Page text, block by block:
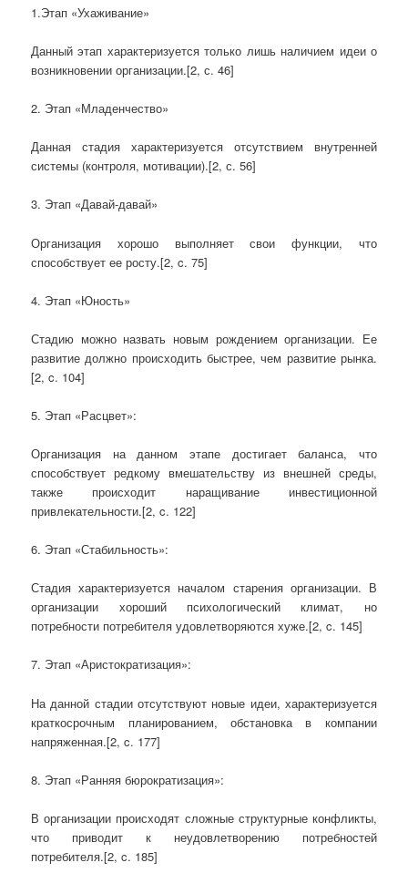
1.Этап «Ухаживание»
Данный этап характеризуется только лишь наличием идеи о
возникновении организации.[2, с. 46]
2. Этап «Младенчество»
Данная стадия характеризуется отсутствием внутренней
системы (контроля, мотивации).[2, с. 56]
3. Этап «Давай-давай»
Организация хорошо выполняет свои функции, что
способствует ее росту.[2, c. 75]
4. Этап «Юность»
Стадию можно назвать новым рождением организации. Ее
развитие должно происходить быстрее, чем развитие рынка.
[2, c. 104]
5. Этап «Расцвет»:
Организация на данном этапе достигает баланса, что
способствует редкому вмешательству из внешней среды,
также происходит наращивание инвестиционной
привлекательности.[2, c. 122]
6. Этап «Стабильность»:
Стадия характеризуется началом старения организации. В
организации хороший психологический климат, но
потребности потребителя удовлетворяются хуже.[2, c. 145]
7. Этап «Аристократизация»:
На данной стадии отсутствуют новые идеи, характеризуется
краткосрочным планированием, обстановка в компании
напряженная.[2, c. 177]
8. Этап «Ранняя бюрократизация»:
В организации происходят сложные структурные конфликты,
что приводит к неудовлетворению потребностей
потребителя.[2, c. 185]